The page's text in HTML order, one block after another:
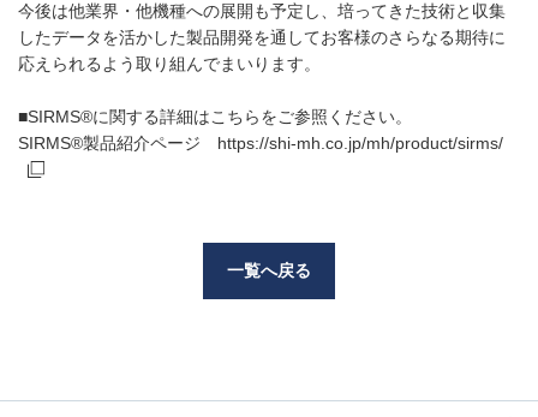
今後は他業界・他機種への展開も予定し、培ってきた技術と収集
したデータを活かした製品開発を通してお客様のさらなる期待に
応えられるよう取り組んでまいります。
■SIRMS®に関する詳細はこちらをご参照ください。
SIRMS®製品紹介ページ https://shi-mh.co.jp/mh/product/sirms/
一覧へ戻る